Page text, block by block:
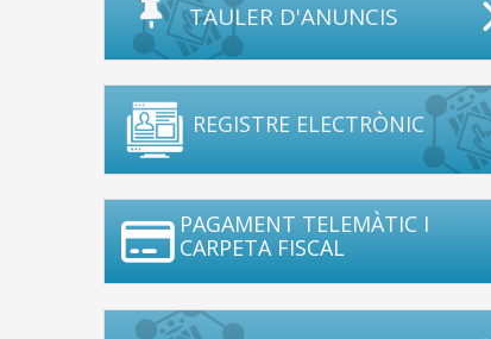
TAULER D'ANUNCIS
REGISTRE ELECTRÒNIC
PAGAMENT TELEMÀTIC I
CARPETA FISCAL